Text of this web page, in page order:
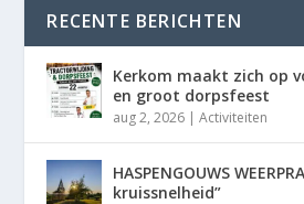
RECENTE BERICHTEN
Kerkom maakt zich op
en groot dorpsfeest
aug 2, 2026 |Activiteiten
HASPENGOUWS
kruissnelheid”